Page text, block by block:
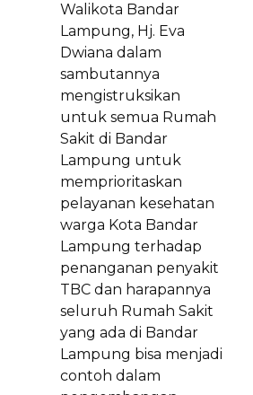
Walikota Bandar
Lampung, Hj. Eva
Dwiana dalam
sambutannya
mengistruksikan
untuk semua Rumah
Sakit di Bandar
Lampung untuk
memprioritaskan
pelayanan kesehatan
warga Kota Bandar
Lampung terhadap
penanganan penyakit
TBC dan harapannya
seluruh Rumah Sakit
yang ada di Bandar
Lampung bisa menjadi
contoh dalam